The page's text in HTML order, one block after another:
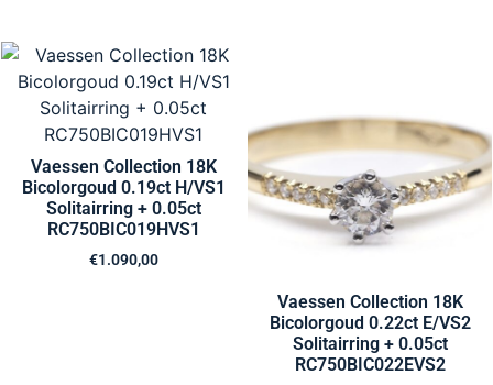
Vaessen Collection 18K
Bicolorgoud 0.19ct H/VS1
Solitairring + 0.05ct
RC750BIC019HVS1
€1.090,00
Vaessen Collection 18K
Bicolorgoud 0.22ct E/VS2
Solitairring + 0.05ct
RC750BIC022EVS2